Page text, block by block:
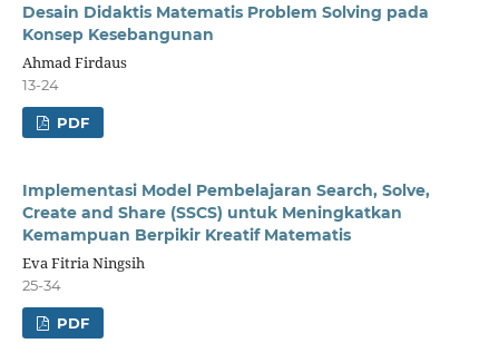
Desain Didaktis Matematis Problem Solving pada
Konsep Kesebangunan
Ahmad Firdaus
13-24
PDF
Implementasi Model Pembelajaran Search, Solve,
Create and Share (SSCS) untuk Meningkatkan
Kemampuan Berpikir Kreatif Matematis
Eva Fitria Ningsih
25-34
PDF